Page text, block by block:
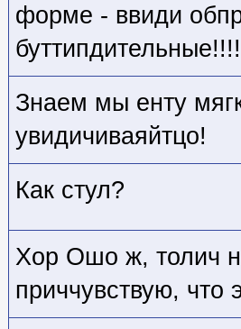
форме - ввиди
Знаем мы енту
увидичиваяйтцо!
Как стул?
Хор Ошо ж, толич
приччувствую, что